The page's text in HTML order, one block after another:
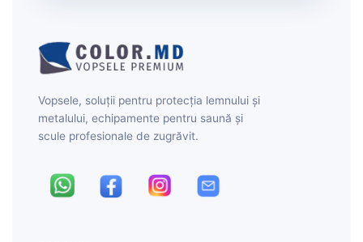
Vopsele, soluții pentru protecția lemnului și
metalului, echipamente pentru saună și
scule profesionale de zugrăvit.